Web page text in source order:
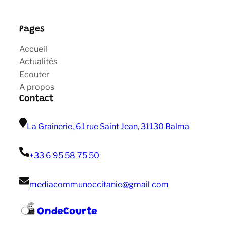
Pages
Accueil
Actualités
Ecouter
A propos
Contact
La Grainerie, 61 rue Saint Jean, 31130 Balma
+33 6 95 58 75 50
mediacommunoccitanie@gmail com
OndeCourte